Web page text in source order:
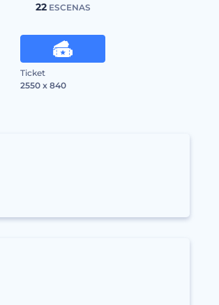
22ESCENAS
Ticket
2550 x 840